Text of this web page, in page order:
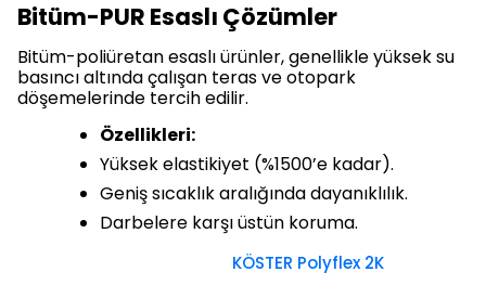
Bitüm-PUR Esaslı Çözümler
Bitüm-poliüretan esaslı ürünler, genellikle yüksek su
basıncı altında çalışan teras ve otopark
döşemelerinde tercih edilir.
Özellikleri:
Yüksek elastikiyet (%1500’e kadar).
Geniş sıcaklık aralığında dayanıklılık.
Darbelere karşı üstün koruma.
KÖSTER Polyflex 2K